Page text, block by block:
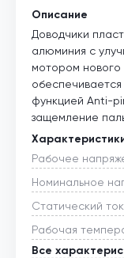
Описание
Доводчики
алюминия с
мотором нового
функцией Anti-
защемление
Рабочее
Номинальное
Статический ток
Рабочая
Все